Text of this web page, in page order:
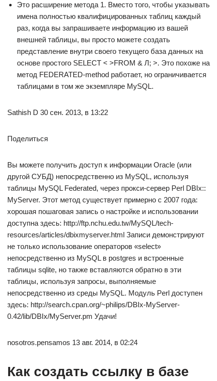
Это расширение метода 1. Вместо того, чтобы указывать
имена полностью квалифицированных таблиц каждый
раз, когда вы запрашиваете информацию из вашей
внешней таблицы, вы просто можете создать
представление внутри своего текущего база данных на
основе простого SELECT < >FROM & Л; >. Это похоже на
метод FEDERATED-method работает, но ограничивается
таблицами в том же экземпляре MySQL.
Sathish D 30 сен. 2013, в 13:22
Поделиться
Вы можете получить доступ к информации Oracle (или
другой СУБД) непосредственно из MySQL, используя
таблицы MySQL Federated, через прокси-сервер Perl DBIx::
MyServer. Этот метод существует примерно с 2007 года:
хорошая пошаговая запись о настройке и использовании
доступна здесь: http://ftp.nchu.edu.tw/MySQL/tech-
resources/articles/dbixmyserver.html Записи демонстрируют
не только использование операторов «select»
непосредственно из MySQL в postgres и встроенные
таблицы sqlite, но также вставляются обратно в эти
таблицы, используя запросы, выполняемые
непосредственно из среды MySQL. Модуль Perl доступен
здесь: http://search.cpan.org/~philips/DBIx-MyServer-
0.42/lib/DBIx/MyServer.pm Удачи!
nosotros.pensamos 13 авг. 2014, в 02:24
Как создать ссылку в базе